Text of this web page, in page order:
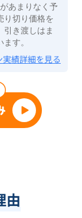
あまりなく予
り切り価格を
き渡しはま
す。
績詳細を見る
由